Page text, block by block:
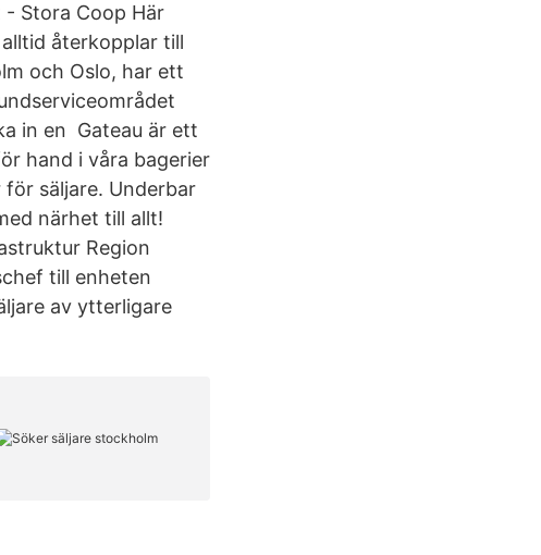
- Stora Coop Här
återkopplar till
och Oslo, har ett
in en Gateau är ett
hand i våra bagerier
säljare. Underbar
närhet till allt!
Region
till enheten
av ytterligare